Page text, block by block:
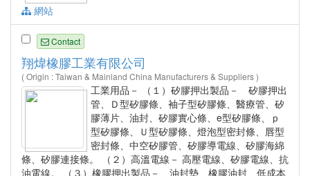
網站
Contact
翔煒橡膠工業有限公司
( Origin : Taiwan & Mainland China Manufacturers & Suppliers )
工業用品－ （１）矽膠押出製品－ 矽膠押出
管、Ｄ型矽膠條、袖子型矽膠條、醫療管、矽
膠薄片、油封、矽膠實心條、e型矽膠條、ｐ
型矽膠條、Ｕ型矽膠條、燈泡型密封條、唇型
密封條、中空矽膠管、矽膠導電線、矽膠海綿
條、矽膠連接條。 （２）高溫電線－ 高壓電線、矽膠電線、抗
油電線。 （３）橡膠押出製品－ 油封墊、橡膠油封、低成本